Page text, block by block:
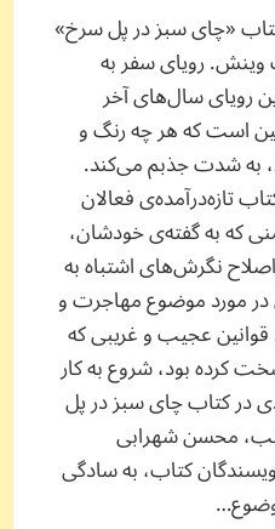
«چای سبز در پل سرخ»
رویای سفر به
رویای سال‌های آخر
است که هر چه رنگ و
به شدت جذبم می‌کند.
تازه‌درآمده‌ی فعالان
که به گفته‌ی خودشان،
اصلاح نگرش‌های اشتباه به
مورد موضوع مهاجرت و
عجیب و غریبی که
کرده بود، شروع به کار
در کتاب چای سبز در پل
محسن شهرابی
کتاب، به سادگی